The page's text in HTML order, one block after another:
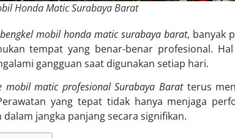
Honda Matic Surabaya Barat
mobil honda matic surabaya barat, banyak
tempat yang benar-benar profesional.
gangguan saat digunakan setiap hari.
mobil matic profesional Surabaya Baratterus
yang tepat tidak hanya menjaga
jangka panjang secara signifikan.